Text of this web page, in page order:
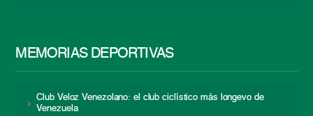
MEMORIAS DEPORTIVAS
Club Veloz Venezolano: el club ciclístico más longevo de
Venezuela